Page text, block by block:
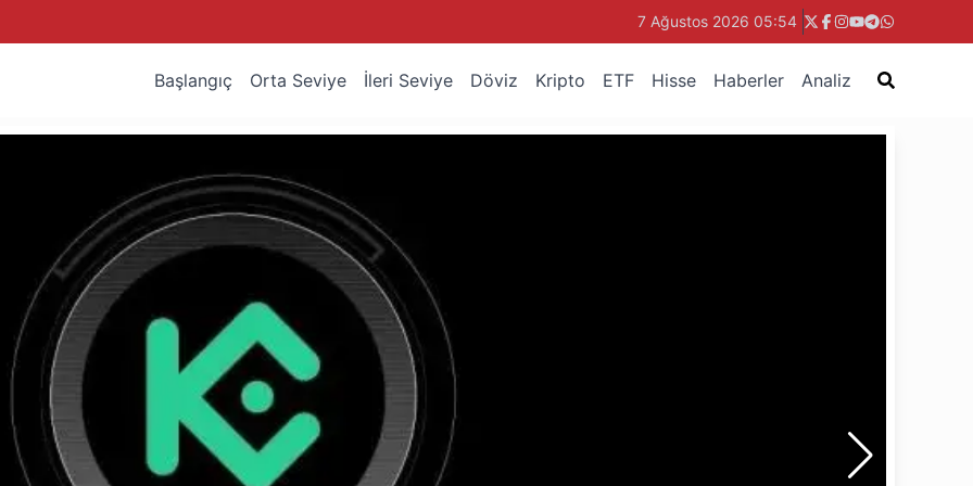
7 Ağustos 2026 05:54
Başlangıç Orta Seviye İleri Seviye Döviz Kripto ETF Hisse Haberler Analiz